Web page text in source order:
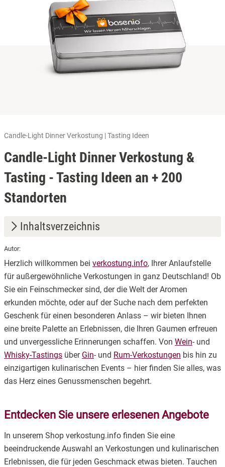
Candle-Light Dinner Verkostung | Tasting Ideen
Candle-Light Dinner Verkostung &
Tasting - Tasting Ideen an + 200
Standorten
Inhaltsverzeichnis
1.
Unvergessliche Erlebnisse verschenken
3. Einfach und bequem – Ihre Buchung in wenigen Schritten
4. Wir sind für Sie da – Ihr Ansprechpartner für alle Fragen
Autor:
Herzlich willkommen bei verkostung.info, Ihrer Anlaufstelle
für außergewöhnliche Verkostungen in ganz Deutschland! Ob
Sie ein Feinschmecker sind, der die Welt der Aromen
erkunden möchte, oder auf der Suche nach dem perfekten
Geschenk für einen besonderen Anlass – wir bieten Ihnen
eine breite Palette an Erlebnissen, die Ihren Gaumen erfreuen
und unvergessliche Erinnerungen schaffen. Von Wein- und
Whisky-Tastings über Gin- und Rum-Verkostungen bis hin zu
einzigartigen kulinarischen Events – hier finden Sie alles, was
das Herz eines Genussmenschen begehrt.
Entdecken Sie unsere erlesenen Angebote
In unserem Shop verkostung.info finden Sie eine
beeindruckende Auswahl an Verkostungen und kulinarischen
Erlebnissen, die für jeden Geschmack etwas bieten. Tauchen